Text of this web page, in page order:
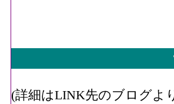
(詳細はLINK先のブログよ